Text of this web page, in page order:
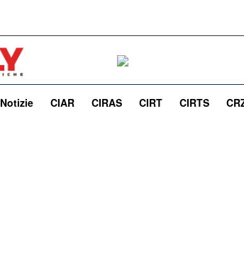
Notizie CIAR CIRAS CIRT CIRTS